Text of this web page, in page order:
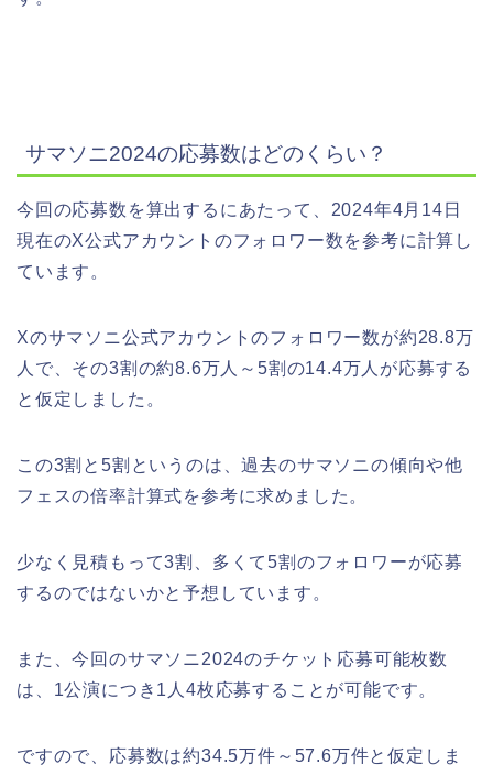
サマソニ2024の応募数はどのくらい？
今回の応募数を算出するにあたって、2024年4月14日
現在のX公式アカウントのフォロワー数を参考に計算し
ています。
Xのサマソニ公式アカウントのフォロワー数が約28.8万
人で、その3割の約8.6万人～5割の14.4万人が応募する
と仮定しました。
この3割と5割というのは、過去のサマソニの傾向や他
フェスの倍率計算式を参考に求めました。
少なく見積もって3割、多くて5割のフォロワーが応募
するのではないかと予想しています。
また、今回のサマソニ2024のチケット応募可能枚数
は、1公演につき 1人4枚応募することが可能です。
ですので、応募数は約34.5万件～57.6万件と仮定しま